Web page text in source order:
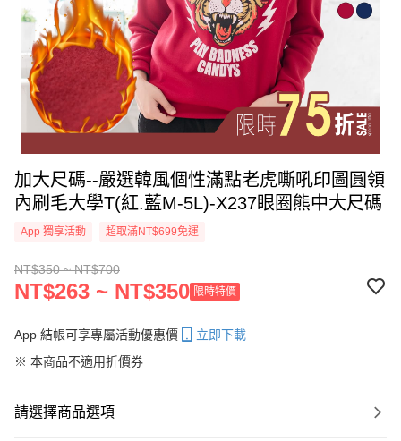
加大尺碼--嚴選韓風個性滿點老虎嘶吼印圖圓領
內刷毛大學T(紅.藍M-5L)-X237眼圈熊中大尺碼
App 獨享活動 超取滿NT$699免運
NT$350 ~ NT$700
NT$263 ~ NT$350 限時特價
App 結帳可享專屬活動優惠價
立即下載
※ 本商品不適用折價券
請選擇商品選項